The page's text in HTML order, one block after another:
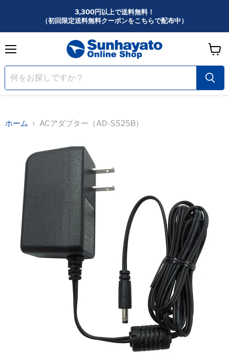
3,300円以上で送料無料！
（初回限定送料無料クーポンをこちらで配布中）
ニ
ュ
ー
ー
ト
を
ホーム ACアダプター（AD-S525B）